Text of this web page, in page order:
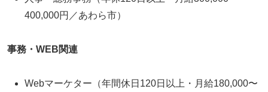
400,000円／あわら市）
事務・WEB関連
Webマーケター（年間休日120日以上・月給180,000〜